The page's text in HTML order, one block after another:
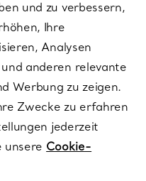
und zu verbessern,
Ihre
Analysen
anderen relevante
Werbung zu zeigen.
Zwecke zu erfahren
jederzeit
unsere Cookie-